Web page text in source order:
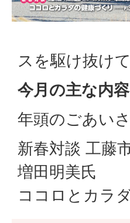
スを駆け抜け
今月の主な内容
年頭のごあい
新春対談 工藤
増田明美氏
ココロとカラ